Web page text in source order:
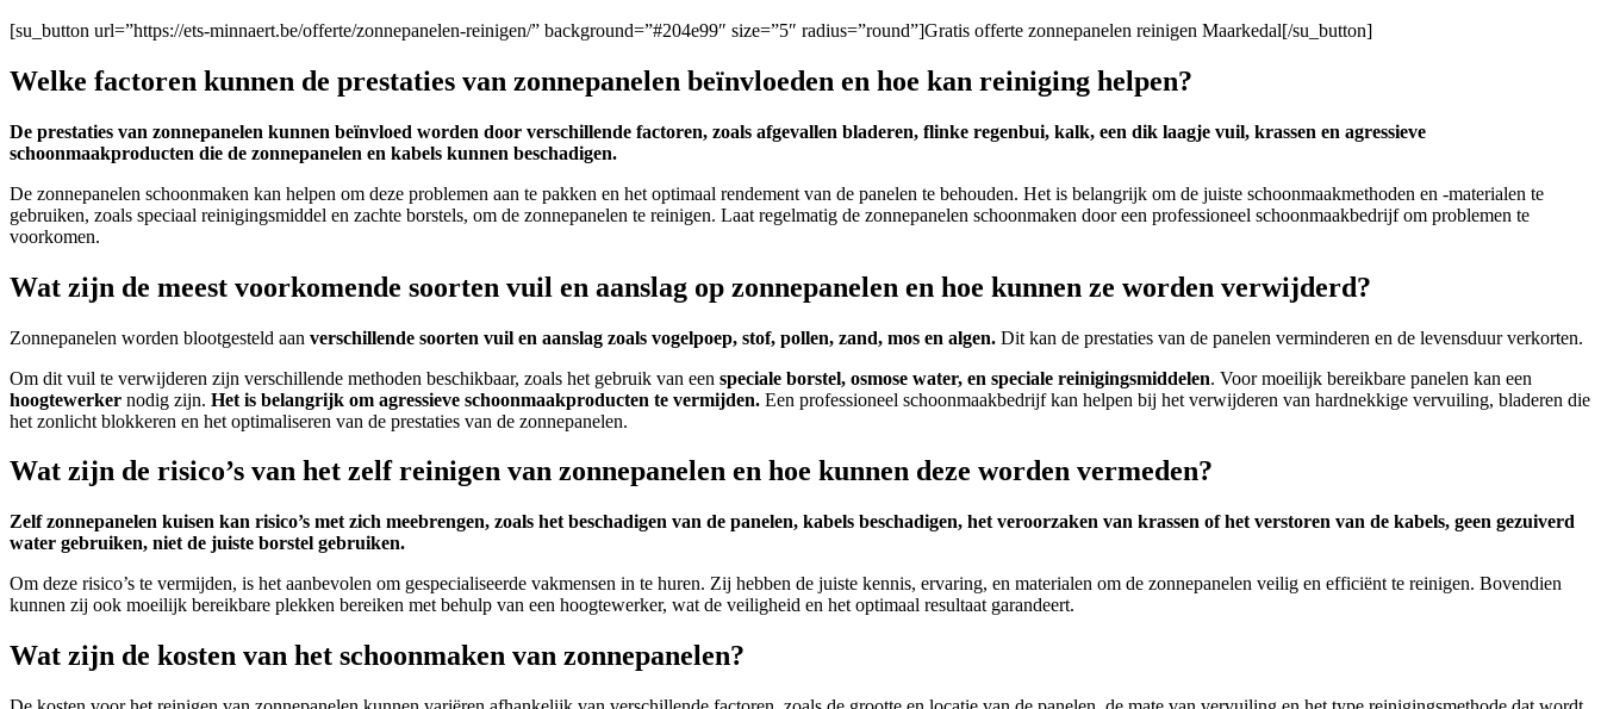
[su_button url=”https://ets-minnaert.be/offerte/zonnepanelen-reinigen/” background=”#204e99″ size=”5″ radius=”round”]Gratis offerte zonnepanelen reinigen Maarkedal[/su_button]
Welke factoren kunnen de prestaties van zonnepanelen beïnvloeden en hoe kan reiniging helpen?
De prestaties van zonnepanelen kunnen beïnvloed worden door verschillende factoren, zoals afgevallen bladeren, flinke regenbui, kalk, een dik laagje vuil, krassen en agressieve
schoonmaakproducten die de zonnepanelen en kabels kunnen beschadigen.
De zonnepanelen schoonmaken kan helpen om deze problemen aan te pakken en het optimaal rendement van de panelen te behouden. Het is belangrijk om de juiste schoonmaakmethoden en -materialen te
gebruiken, zoals speciaal reinigingsmiddel en zachte borstels, om de zonnepanelen te reinigen. Laat regelmatig de zonnepanelen schoonmaken door een professioneel schoonmaakbedrijf om problemen te
voorkomen.
Wat zijn de meest voorkomende soorten vuil en aanslag op zonnepanelen en hoe kunnen ze worden verwijderd?
Zonnepanelen worden blootgesteld aan verschillende soorten vuil en aanslag zoals vogelpoep, stof, pollen, zand, mos en algen. Dit kan de prestaties van de panelen verminderen en de levensduur verkorten.
Om dit vuil te verwijderen zijn verschillende methoden beschikbaar, zoals het gebruik van een speciale borstel, osmose water, en speciale reinigingsmiddelen. Voor moeilijk bereikbare panelen kan een
hoogtewerker nodig zijn. Het is belangrijk om agressieve schoonmaakproducten te vermijden. Een professioneel schoonmaakbedrijf kan helpen bij het verwijderen van hardnekkige vervuiling, bladeren die
het zonlicht blokkeren en het optimaliseren van de prestaties van de zonnepanelen.
Wat zijn de risico’s van het zelf reinigen van zonnepanelen en hoe kunnen deze worden vermeden?
Zelf zonnepanelen kuisen kan risico’s met zich meebrengen, zoals het beschadigen van de panelen, kabels beschadigen, het veroorzaken van krassen of het verstoren van de kabels, geen gezuiverd
water gebruiken, niet de juiste borstel gebruiken.
Om deze risico’s te vermijden, is het aanbevolen om gespecialiseerde vakmensen in te huren. Zij hebben de juiste kennis, ervaring, en materialen om de zonnepanelen veilig en efficiënt te reinigen. Bovendien
kunnen zij ook moeilijk bereikbare plekken bereiken met behulp van een hoogtewerker, wat de veiligheid en het optimaal resultaat garandeert.
Wat zijn de kosten van het schoonmaken van zonnepanelen?